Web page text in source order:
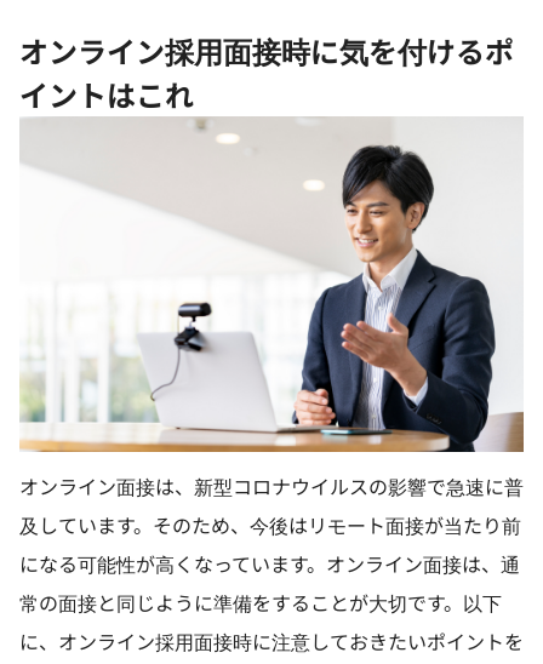
オンライン採用面接時に気を付けるポ
イントはこれ
オンライン面接は、新型コロナウイルスの影響で急速に普
及しています。そのため、今後はリモート面接が当たり前
になる可能性が高くなっています。オンライン面接は、通
常の面接と同じように準備をすることが大切です。以下
に、オンライン採用面接時に注意しておきたいポイントを